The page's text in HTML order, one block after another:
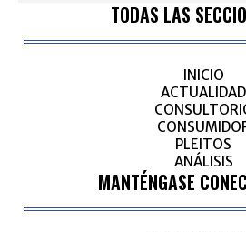
TODAS LAS
INICIO
ACTUALIDAD
PLEITOS
ANÁLISIS
MANTÉNGASE